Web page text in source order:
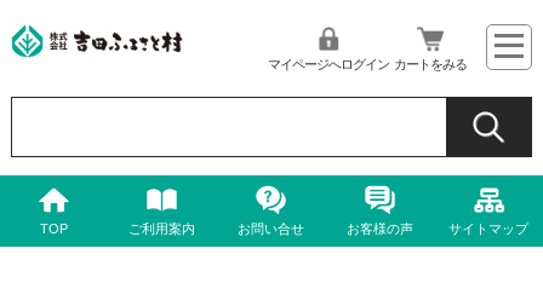
マイページへログイン カートをみる
TOP ご利用案内 お問い合せ お客様の声 サイトマップ